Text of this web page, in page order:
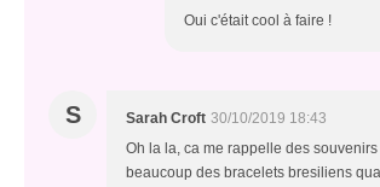
Oui c'était cool à faire !
S Sarah Croft 30/10/2019 18:43
Oh la la, ca me rappelle des souvenirs
beaucoup des bracelets bresiliens